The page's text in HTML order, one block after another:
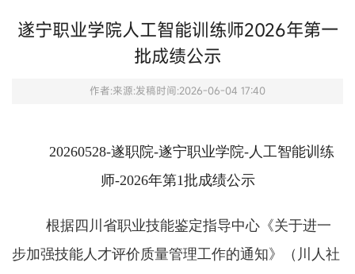
遂宁职业学院人工智能训练师2026年第一
批成绩公示
作者:来源:发稿时间:2026-06-04 17:40
20260528-遂职院-遂宁职业学院-人工智能训练
师-2026年第1批成绩公示
根据四川省职业技能鉴定指导中心《关于进一
步加强技能人才评价质量管理工作的通知》（川人社